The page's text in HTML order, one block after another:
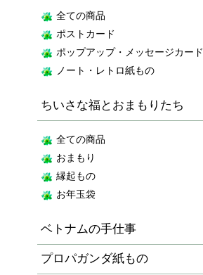
全ての商品
ポストカード
ポップアップ・メッセージカード
ノート・レトロ紙もの
ちいさな福とおまもりたち
全ての商品
おまもり
縁起もの
お年玉袋
ベトナムの手仕事
プロパガンダ紙もの